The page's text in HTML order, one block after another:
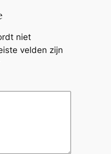
niet
velden zijn